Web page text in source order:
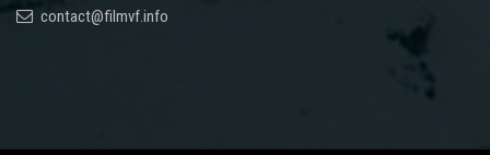
contact@filmvf.info